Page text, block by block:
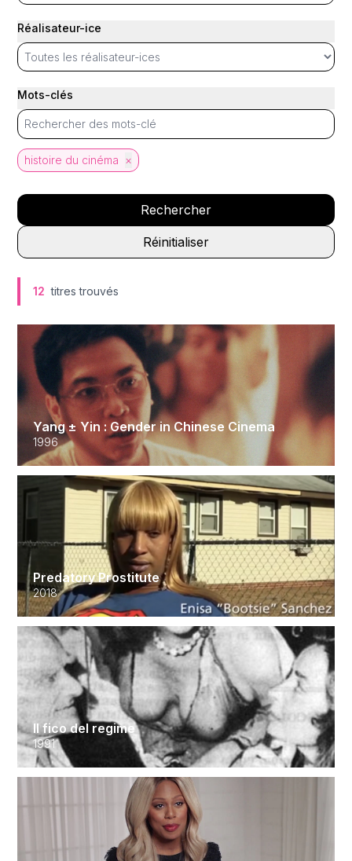
Réalisateur-ice
Mots-clés
histoire du cinéma ×
Rechercher
Réinitialiser
12 titres trouvés
Yang ± Yin : Gender in Chinese Cinema
1996
Predatory Prostitute
2018
Il fico del regime
1991